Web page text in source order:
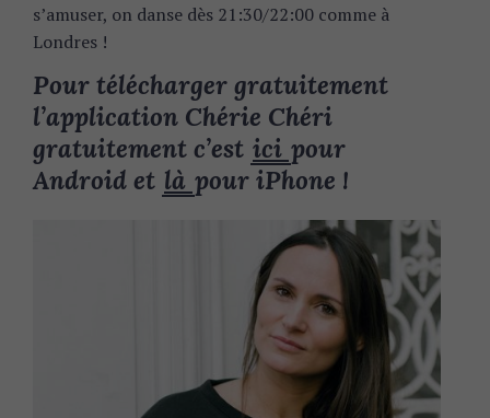
s’amuser, on danse dès 21:30/22:00 comme à
Londres !
Pour télécharger gratuitement
l’application Chérie Chéri
gratuitement c’est ici pour
Android et là pour iPhone !